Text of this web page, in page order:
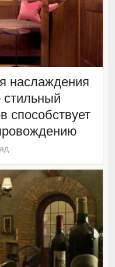
наслаждения
способствует